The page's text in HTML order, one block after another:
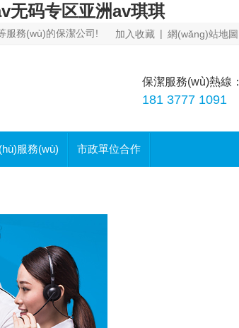
无码专区亚洲av琪琪
服務(wù)的保潔公司! 加入收藏 | 網(wǎng)站地圖
保潔服務(wù)熱線：
181 3777 1091
服務(wù) 市政單位合作